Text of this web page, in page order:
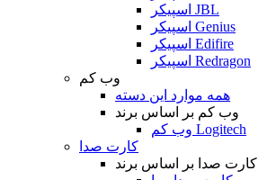
اسپیکر JBL
اسپیکر Genius
اسپیکر Edifire
اسپیکر Redragon
وب کم
همه موارد این دسته
وب کم بر اساس برند
وب کم Logitech
کارت صدا
کارت صدا بر اساس برند